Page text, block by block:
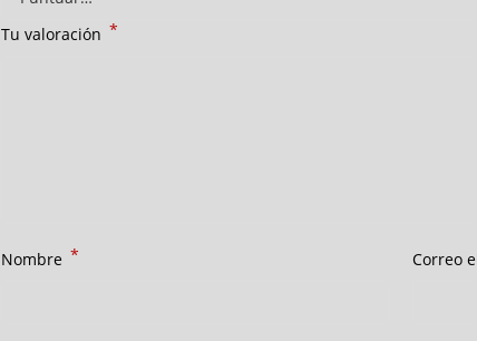
Tu valoración *
Nombre * Correo